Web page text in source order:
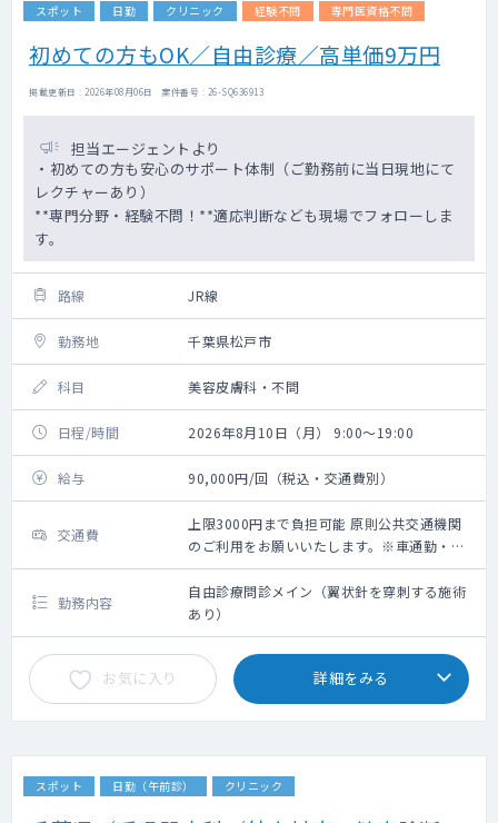
スポット 日勤 クリニック 経験不問 専門医資格不問
初めての方もOK／自由診療／高単価9万円
掲載更新日 : 2026年08月06日 案件番号 : 26-SQ636913
担当エージェントより
・初めての方も安心のサポート体制（ご勤務前に当日現地にて
レクチャーあり）
**専門分野・経験不問！**適応判断なども現場でフォローしま
す。
路線 JR線
勤務地 千葉県松戸市
科目 美容皮膚科・不問
日程/時間 2026年8月10日（月） 9:00～19:00
給与 90,000円/回（税込・交通費別）
交通費
上限3000円まで負担可能 原則公共交通機関
のご利用をお願いいたします。※車通勤・タ
クシー利用要相談
勤務内容
自由診療問診メイン（翼状針を穿刺する施術
あり）
お気に入り 詳細をみる
スポット 日勤（午前診） クリニック